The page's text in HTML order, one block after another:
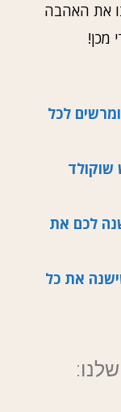
את האהבה
מכן!
לכל
שוקולד
לכם את
את כל